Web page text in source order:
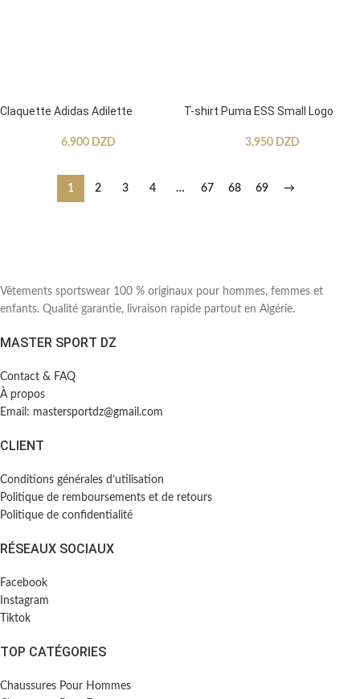
Claquette Adidas Adilette
6,900 DZD
T-shirt Puma ESS Small Logo
3,950 DZD
1 2 3 4 … 67 68 69 →
Vêtements sportswear 100 % originaux pour hommes, femmes et
enfants. Qualité garantie, livraison rapide partout en Algérie.
MASTER SPORT DZ
Contact & FAQ
À propos
Email: mastersportdz@gmail.com
CLIENT
Conditions générales d’utilisation
Politique de remboursements et de retours
Politique de confidentialité
RÉSEAUX SOCIAUX
Facebook
Instagram
Tiktok
TOP CATÉGORIES
Chaussures Pour Hommes